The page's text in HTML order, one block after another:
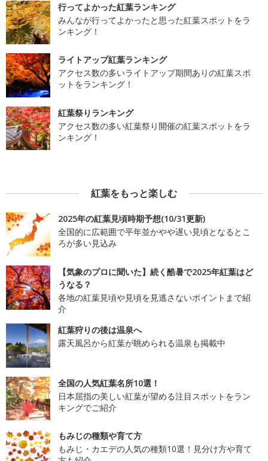
行ってよかった紅葉ランキング
みんなが行ってよかったと思った紅葉スポットをラ
ンキング！
ライトアップ紅葉ランキング
アクセス数の多いライトアップ期間ありの紅葉スポ
ットをランキング！
紅葉祭りランキング
アクセス数の多い紅葉祭り開催の紅葉スポットをラ
ンキング！
紅葉をもっと楽しむ
2025年の紅葉見頃時期予想(10/31更新)
全国的に広範囲で平年並かやや遅い見頃となるとこ
ろが多い見込み
【気象のプロに聞いた】続く酷暑で2025年紅葉はど
うなる？
各地の紅葉見頃や見頃を見逃さないポイントまで紹
介
紅葉狩りの後は温泉へ
露天風呂から紅葉が眺められる温泉も掲載中
全国の人気紅葉名所10選！
日本屈指の美しい紅葉が望める注目スポットをラン
キングでご紹介
もみじの種類や育て方
もみじ・カエデの人気の種類10選！見分け方や育て